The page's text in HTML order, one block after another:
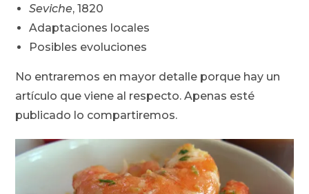
Seviche, 1820
Adaptaciones locales
Posibles evoluciones
No entraremos en mayor detalle porque hay un
artículo que viene al respecto. Apenas esté
publicado lo compartiremos.